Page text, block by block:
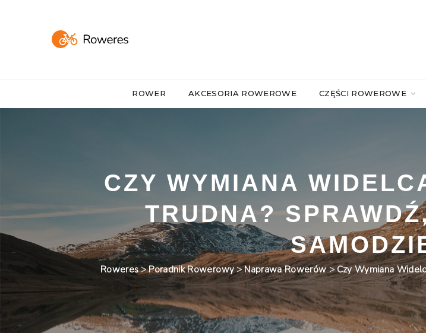
ROWER AKCESORIA ROWEROWE CZĘŚCI ROWEROWE
CZY WYMIANA
TRUDNA?
Roweres>Poradnik Rowerowy>Naprawa Rowerów>Czy Wymiana